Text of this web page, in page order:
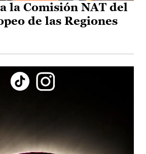
la Comisión NAT del
de las Regiones